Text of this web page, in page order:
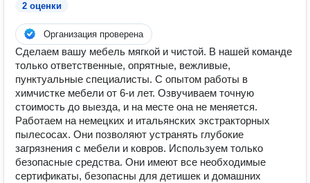
2 оценки
Организация проверена
Сделаем вашу мебель мягкой и чистой. В нашей команде
только ответственные, опрятные, вежливые,
пунктуальные специалисты. С опытом работы в
химчистке мебели от 6-и лет. Озвучиваем точную
стоимость до выезда, и на месте она не меняется.
Работаем на немецких и итальянских экстракторных
пылесосах. Они позволяют устранять глубокие
загрязнения с мебели и ковров. Используем только
безопасные средства. Они имеют все необходимые
сертификаты, безопасны для детишек и домашних